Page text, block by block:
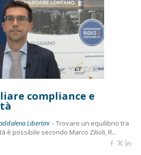
compliance e
Libertini -Trovare un equilibrio tra
è possibile secondo Marco Zilioli, R...